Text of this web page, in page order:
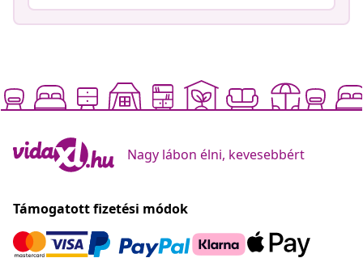
Nagy lábon élni, kevesebbért
Támogatott fizetési módok